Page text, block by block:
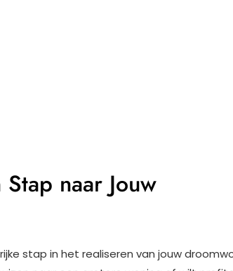
naar Jouw
stap in het realiseren van jouw